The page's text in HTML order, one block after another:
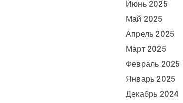
Июнь 2025
Май 2025
Апрель 2025
Март 2025
Февраль 2025
Январь 2025
Декабрь 2024